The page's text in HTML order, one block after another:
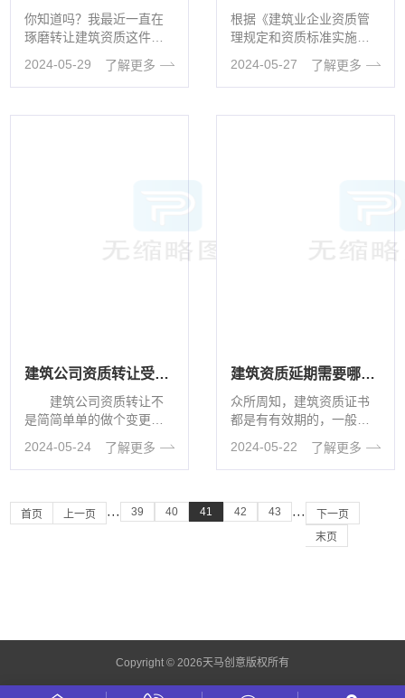
你知道吗？我最近一直在
琢磨转让建筑资质这件
藏啊！😍 转让建筑资质，
听起来可能很···
2024-05-29 了解更多
根据《建筑业企业资质管
理规定和资质标准实施意
的延续：1.企业应于资质
证书有效期···
2024-05-27 了解更多
建筑公司资质转让受让双方是怎样操作的
建筑公司资质转让不
是简简单单的做个变更就
资质转让的方法、花费、
付款方式等展···
2024-05-24 了解更多
建筑资质延期需要哪些材料？
众所周知，建筑资质证书
都是有有效期的，一般有
想再继续经营，且要提前
三个月办理···
2024-05-22 了解更多
首页 上一页 ··· 39 40 41 42 43 ···
下一页
末页
Copyright © 2026天马创意版权所有